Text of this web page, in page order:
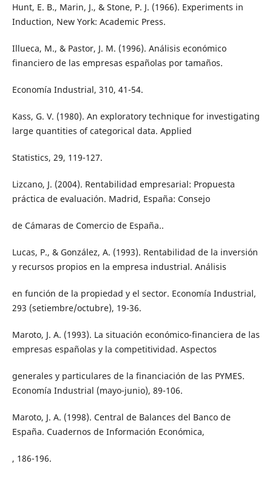
Hunt, E. B., Marin, J., & Stone, P. J. (1966). Experiments in
Induction, New York: Academic Press.
Illueca, M., & Pastor, J. M. (1996). Análisis económico
financiero de las empresas españolas por tamaños.
Economía Industrial, 310, 41-54.
Kass, G. V. (1980). An exploratory technique for investigating
large quantities of categorical data. Applied
Statistics, 29, 119-127.
Lizcano, J. (2004). Rentabilidad empresarial: Propuesta
práctica de evaluación. Madrid, España: Consejo
de Cámaras de Comercio de España..
Lucas, P., & González, A. (1993). Rentabilidad de la inversión
y recursos propios en la empresa industrial. Análisis
en función de la propiedad y el sector. Economía Industrial,
293 (setiembre/octubre), 19-36.
Maroto, J. A. (1993). La situación económico-financiera de las
empresas españolas y la competitividad. Aspectos
generales y particulares de la financiación de las PYMES.
Economía Industrial (mayo-junio), 89-106.
Maroto, J. A. (1998). Central de Balances del Banco de
España. Cuadernos de Información Económica,
, 186-196.